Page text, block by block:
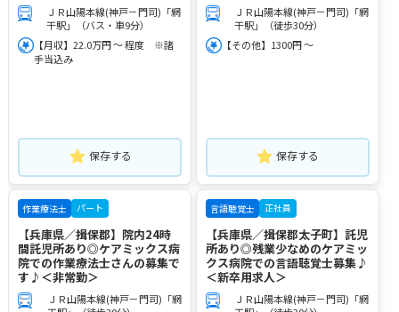
ＪＲ山陽本線(神戸－門司)「網
干駅」（バス・車9分）
【月収】22.0万円 ～ 程度 ※諸
手当込み
保存する
ＪＲ山陽本線(神戸－門司)「網
干駅」（徒歩30分）
【その他】1300円 ～
保存する
作業療法士 パート
【兵庫県／揖保郡】院内24時
間託児所あり◎ケアミックス病
院での作業療法士さんの募集で
す♪＜非常勤＞
ＪＲ山陽本線(神戸－門司)「網
言語聴覚士 正社員
【兵庫県／揖保郡太子町】託児
所あり◎残業少なめのケアミッ
クス病院での言語聴覚士募集♪
＜新卒用求人＞
ＪＲ山陽本線(神戸－門司)「網